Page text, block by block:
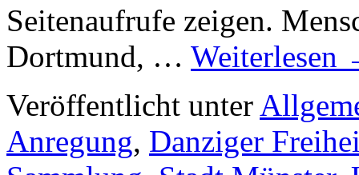
Seitenaufrufe zeigen.
Dortmund, … Weiterlesen
Veröffentlicht unter
Anregung, Danziger